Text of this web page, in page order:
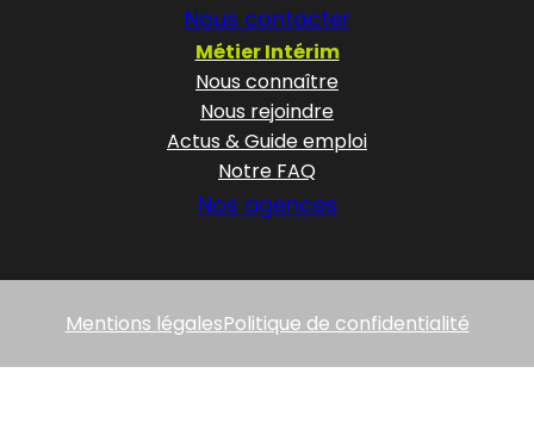
Nous contacter
Métier Intérim
Nous connaître
Nous rejoindre
Actus & Guide emploi
Notre FAQ
Nos agences
Mentions légalesPolitique de confidentialité